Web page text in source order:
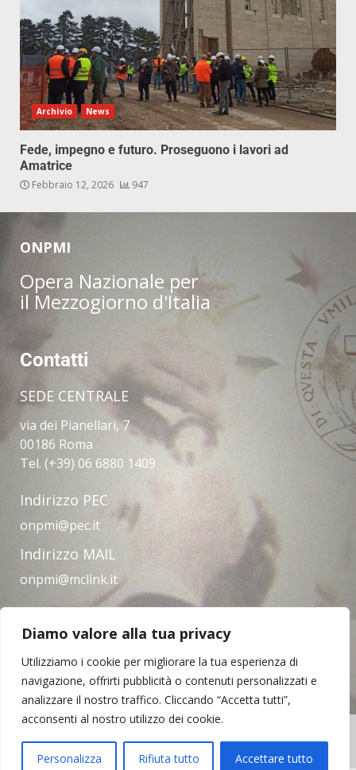
Diamo valore alla tua privacy
Utilizziamo i cookie per migliorare la tua esperienza di
navigazione, offrirti pubblicità o contenuti personalizzati e
analizzare il nostro traffico. Cliccando “Accetta tutti”,
acconsenti al nostro utilizzo dei cookie.
Personalizza Rifiuta tutto Accettare tutto
Archivio News
Fede, impegno e futuro. Proseguono i lavori ad
Amatrice
Febbraio 12, 2026 947
ONPMI
Opera Nazionale per
il Mezzogiorno d'Italia
Contatti
SEDE CENTRALE
via dei Pianellari, 7
00186 Roma
Tel. (+39) 06 6880 1409
Indirizzo PEC
onpmi@pec.it
Indirizzo MAIL
onpmi@mclink.it
Amministrazione trasparente
Privacy Policy
Note legali
Contatti
Mezzogiorno d'Italia